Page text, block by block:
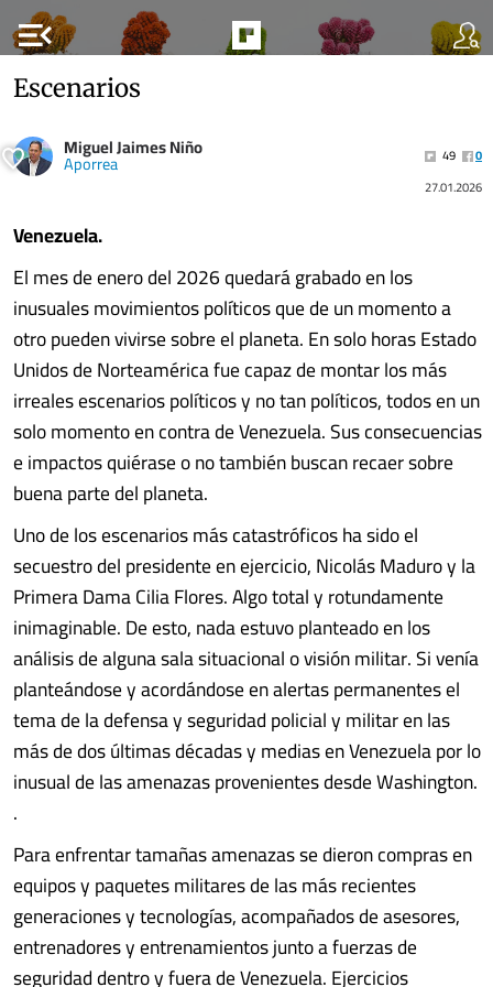
menu_open
Escenarios
Miguel Jaimes Niño
Aporrea 49
0
27.01.2026
Venezuela.
El mes de enero del 2026 quedará grabado en los
inusuales movimientos políticos que de un momento a
otro pueden vivirse sobre el planeta. En solo horas Estado
Unidos de Norteamérica fue capaz de montar los más
irreales escenarios políticos y no tan políticos, todos en un
solo momento en contra de Venezuela. Sus consecuencias
e impactos quiérase o no también buscan recaer sobre
buena parte del planeta.
Uno de los escenarios más catastróficos ha sido el
secuestro del presidente en ejercicio, Nicolás Maduro y la
Primera Dama Cilia Flores. Algo total y rotundamente
inimaginable. De esto, nada estuvo planteado en los
análisis de alguna sala situacional o visión militar. Si venía
planteándose y acordándose en alertas permanentes el
tema de la defensa y seguridad policial y militar en las
más de dos últimas décadas y medias en Venezuela por lo
inusual de las amenazas provenientes desde Washington.
.
Para enfrentar tamañas amenazas se dieron compras en
equipos y paquetes militares de las más recientes
generaciones y tecnologías, acompañados de asesores,
entrenadores y entrenamientos junto a fuerzas de
seguridad dentro y fuera de Venezuela. Ejercicios